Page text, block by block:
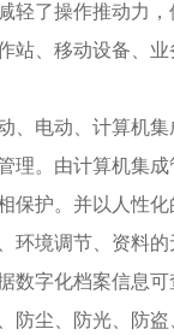
了操作推动力，
站、移动设备、
电动、计算机集
理。由计算机集
保护。并以人性
环境调节、资料
字化档案信息可
防尘、防光、防